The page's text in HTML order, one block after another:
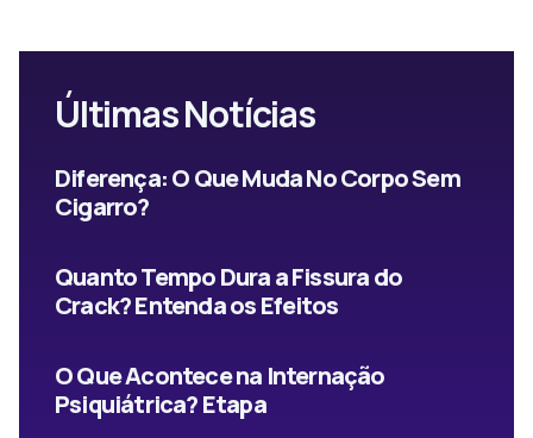
Últimas Notícias
Diferença: O Que Muda No Corpo Sem
Cigarro?
Quanto Tempo Dura a Fissura do
Crack? Entenda os Efeitos
O Que Acontece na Internação
Psiquiátrica? Etapa